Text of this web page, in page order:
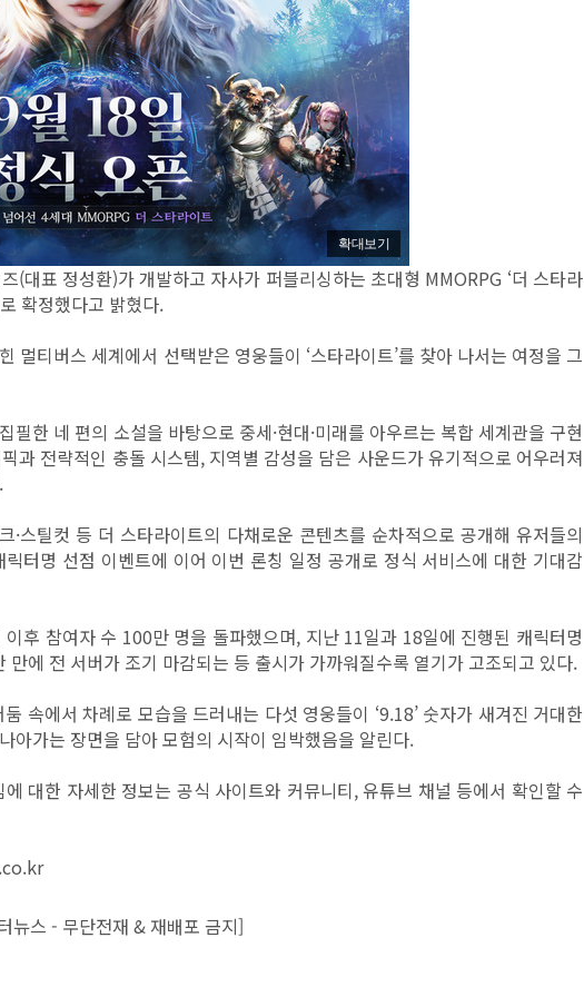
확대보기
(대표 정성환)가 개발하고 자사가 퍼블리싱하는 초대형 MMORPG ‘더 스타라
확정했다고 밝혔다.
멀티버스 세계에서 선택받은 영웅들이 ‘스타라이트’를 찾아 나서는 여정을 그
필한 네 편의 소설을 바탕으로 중세·현대·미래를 아우르는 복합 세계관을 구현
과 전략적인 충돌 시스템, 지역별 감성을 담은 사운드가 유기적으로 어우러져
·스틸컷 등 더 스타라이트의 다채로운 콘텐츠를 순차적으로 공개해 유저들의
터명 선점 이벤트에 이어 이번 론칭 일정 공개로 정식 서비스에 대한 기대감
후 참여자 수 100만 명을 돌파했으며, 지난 11일과 18일에 진행된 캐릭터명
만에 전 서버가 조기 마감되는 등 출시가 가까워질수록 열기가 고조되고 있다.
속에서 차례로 모습을 드러내는 다섯 영웅들이 ‘9.18’ 숫자가 새겨진 거대한
아가는 장면을 담아 모험의 시작이 임박했음을 알린다.
대한 자세한 정보는 공식 사이트와 커뮤니티, 유튜브 채널 등에서 확인할 수
스 - 무단전재 & 재배포 금지]